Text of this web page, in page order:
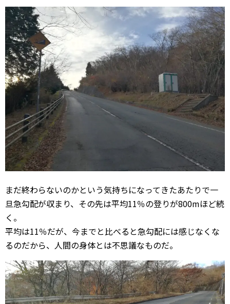
まだ終わらないのかという気持ちになってきたあたりで一
旦急勾配が収まり、その先は平均11％の登りが800mほど続
く。
平均は11％だが、今までと比べると急勾配には感じなくな
るのだから、人間の身体とは不思議なものだ。